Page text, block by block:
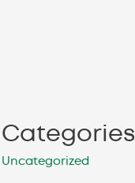
Categories
Uncategorized